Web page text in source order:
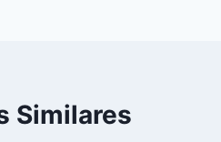
Similares